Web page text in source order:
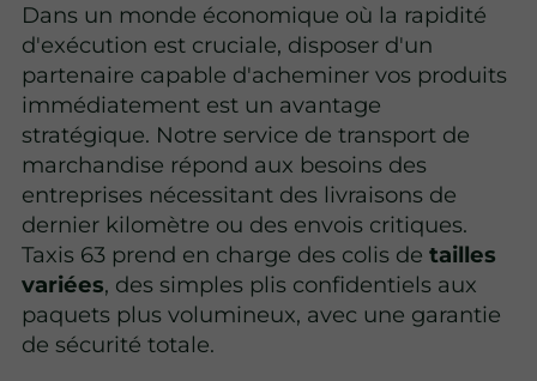
Dans un monde économique où la rapidité
d'exécution est cruciale, disposer d'un
partenaire capable d'acheminer vos produits
immédiatement est un avantage
stratégique. Notre service de transport de
marchandise répond aux besoins des
entreprises nécessitant des livraisons de
dernier kilomètre ou des envois critiques.
Taxis 63 prend en charge des colis detailles
variées, des simples plis confidentiels aux
paquets plus volumineux, avec une garantie
de sécurité totale.